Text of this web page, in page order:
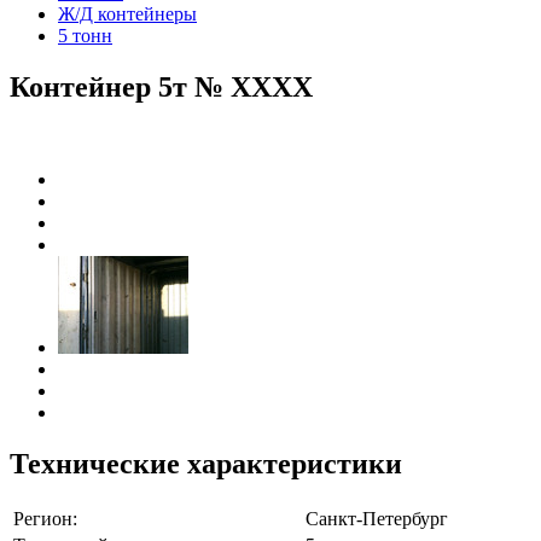
Ж/Д контейнеры
5 тонн
Контейнер 5т № ХХХХ
Технические характеристики
Регион:
Санкт-Петербург